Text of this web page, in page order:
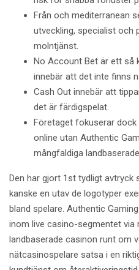
Från och mediterranean
utveckling, specialist och
molntjänst.
No Account Bet är ett så
innebär att det inte finns
Cash Out innebär att
det är färdigspelat.
Företaget fokuserar
online utan Authentic
mångfaldiga
Den har gjort 1st tydligt avtryck
kanske en utav de logotyper
bland spelare. Authentic
inom live casino-segmentet via
landbaserade casinon runt om
nätcasinospelare satsa i en